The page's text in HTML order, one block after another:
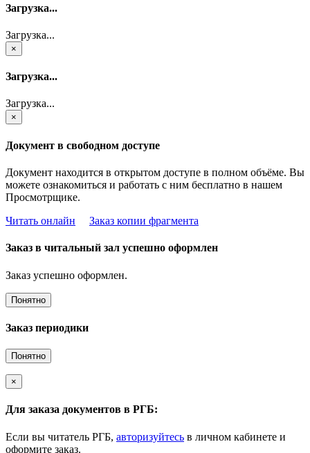
Загрузка...
Загрузка...
×
Загрузка...
Загрузка...
×
Документ в свободном доступе
Документ находится в открытом доступе в полном объёме. Вы
можете ознакомиться и работать с ним бесплатно в нашем
Просмотрщике.
Читать онлайн
Заказ копии фрагмента
Заказ в читальный зал успешно оформлен
Заказ успешно оформлен.
Понятно
Заказ периодики
Понятно
×
Для заказа документов в РГБ:
Если вы читатель РГБ, авторизуйтесь в личном кабинете и
оформите заказ.